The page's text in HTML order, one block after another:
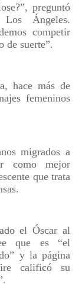
preguntó
Ángeles.
competir
de suerte”.
hace más de
femeninos
migrados a
como mejor
que trata
el Óscar al
que es “el
y la página
calificó su